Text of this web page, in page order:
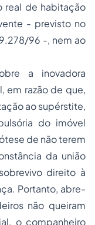
real de habitação
- previsto no
96 -, nem ao
a inovadora
em razão de que,
ao supérstite,
do imóvel
de não terem
da união
direito à
Portanto, abre-
não queiram
o companheiro